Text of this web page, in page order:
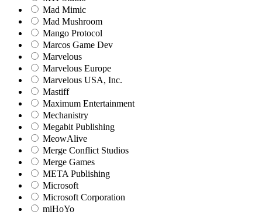
Mad Mimic
Mad Mushroom
Mango Protocol
Marcos Game Dev
Marvelous
Marvelous Europe
Marvelous USA, Inc.
Mastiff
Maximum Entertainment
Mechanistry
Megabit Publishing
MeowAlive
Merge Conflict Studios
Merge Games
META Publishing
Microsoft
Microsoft Corporation‬
miHoYo